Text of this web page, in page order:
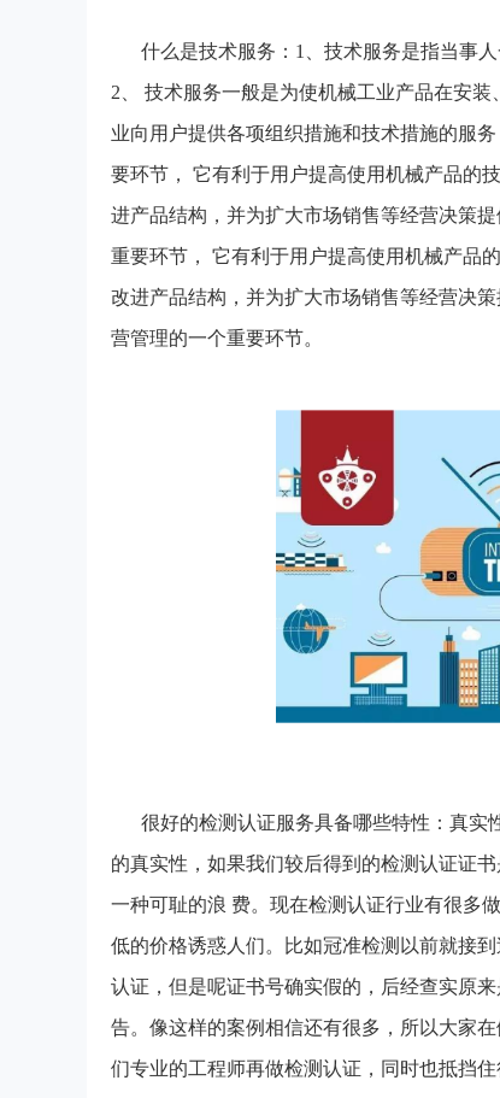
什么是技术服务：1、技术服务是指当事
2、 技术服务一般是为使机械工业产品在安
业向用户提供各项组织措施和技术措施的服
要环节， 它有利于用户提高使用机械产品的
进产品结构，并为扩大市场销售等经营决策
重要环节， 它有利于用户提高使用机械产品
改进产品结构，并为扩大市场销售等经营决
营管理的一个重要环节。
很好的检测认证服务具备哪些特性：真实
的真实性，如果我们较后得到的检测认证证
一种可耻的浪 费。现在检测认证行业有很多
低的价格诱惑人们。比如冠准检测以前就接
认证，但是呢证书号确实假的，后经查实原
告。像这样的案例相信还有很多，所以大家
们专业的工程师再做检测认证，同时也抵挡